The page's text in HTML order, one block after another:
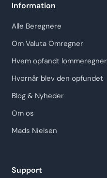
Information
Alle Beregnere
Om Valuta Omregner
Hvem opfandt lommeregner
Hvornår blev den opfundet
Blog & Nyheder
Om os
Mads Nielsen
Support